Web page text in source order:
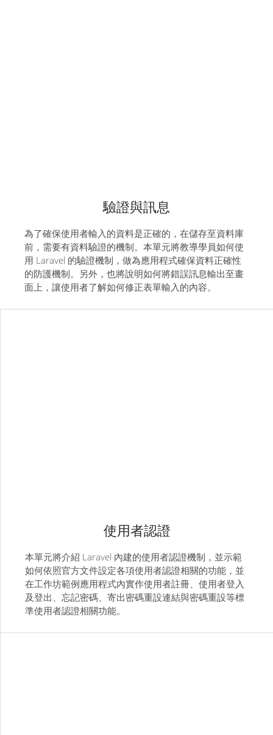
驗證與訊息
為了確保使用者輸入的資料是正確的，在儲存至資料庫
前，需要有資料驗證的機制。本單元將教導學員如何使
用 Laravel 的驗證機制，做為應用程式確保資料正確性
的防護機制。另外，也將說明如何將錯誤訊息輸出至畫
面上，讓使用者了解如何修正表單輸入的內容。
使用者認證
本單元將介紹 Laravel 內建的使用者認證機制，並示範
如何依照官方文件設定各項使用者認證相關的功能，並
在工作坊範例應用程式內實作使用者註冊、使用者登入
及登出、忘記密碼、寄出密碼重設連結與密碼重設等標
準使用者認證相關功能。